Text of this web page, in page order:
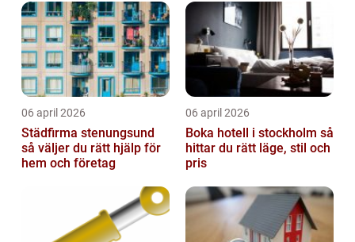
06 april 2026
Städfirma stenungsund
så väljer du rätt hjälp för
hem och företag
06 april 2026
Boka hotell i stockholm så
hittar du rätt läge, stil och
pris